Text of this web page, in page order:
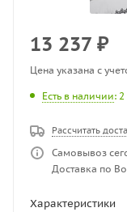
13 237 ₽
Цена указана с
Есть в наличии: 2
Рассчитать
Самовывоз
Доставка по
Характеристики